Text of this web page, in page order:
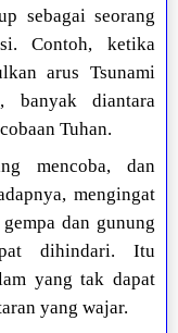
sebagai seorang
Contoh, ketika
arus Tsunami
banyak diantara
Tuhan.
mencoba, dan
mengingat
dan gunung
dihindari. Itu
yang tak dapat
yang wajar.